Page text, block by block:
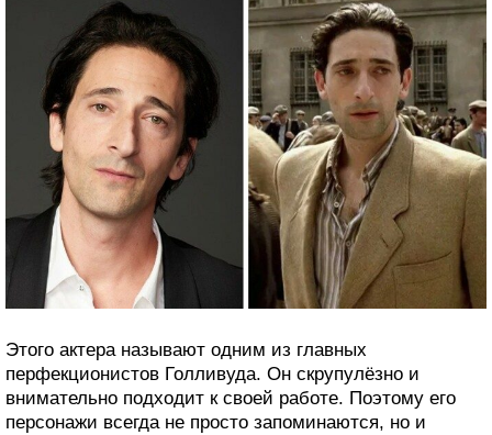
Этого актера называют одним из главных
перфекционистов Голливуда. Он скрупулёзно и
внимательно подходит к своей работе. Поэтому его
персонажи всегда не просто запоминаются, но и